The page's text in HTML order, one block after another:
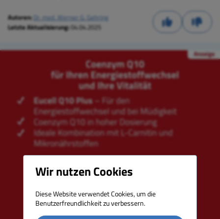
Autoren: Dr. med. Werner G. Gehring
Letzte Aktualisierung:04.04.2025
Wir nutzen Cookies
Diese Website verwendet Cookies, um die
Benutzerfreundlichkeit zu verbessern.